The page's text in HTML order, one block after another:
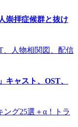
崇拝症候群と抜け
キャスト、OST、